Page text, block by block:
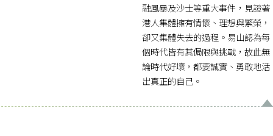
融風暴及沙士等重大事件，見證著
港人集體擁有情懷、理想與繁榮，
卻又集體失去的過程。易山認為每
個時代皆有其侷限與挑戰，故此無
論時代好壞，都要誠實、勇敢地活
出真正的自己。